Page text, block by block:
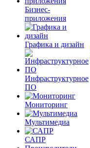
Бизнес-
приложения
Графика и дизайн
Инфраструктурное
ПО
Мониторинг
Мультимедиа
САПР